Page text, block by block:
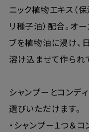
ニック植物エキス（
リ種子油）配合。オ
ブを植物油に浸け、
溶け込ませて作られ
シャンプーとコンデ
選びいただけます。
・シャンプー１つ＆